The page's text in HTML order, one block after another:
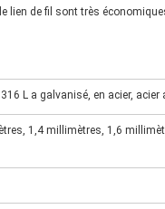
lien de fil sont très
L a galvanisé, en acier, acier
1,4 millimètres, 1,6